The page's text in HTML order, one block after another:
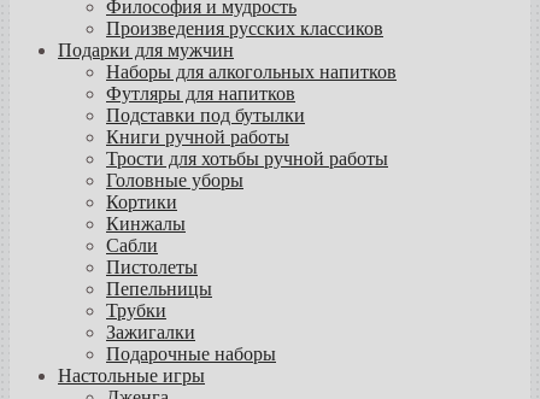
Философия и мудрость
Произведения русских классиков
Подарки для мужчин
Наборы для алкогольных напитков
Футляры для напитков
Подставки под бутылки
Книги ручной работы
Трости для хотьбы ручной работы
Головные уборы
Кортики
Кинжалы
Сабли
Пистолеты
Пепельницы
Трубки
Зажигалки
Подарочные наборы
Настольные игры